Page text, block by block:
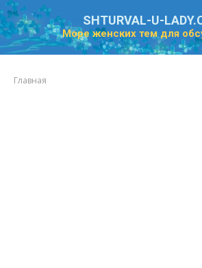
Перейти
к
контенту
SHTURVAL-U-
Море женских тем для
Главная